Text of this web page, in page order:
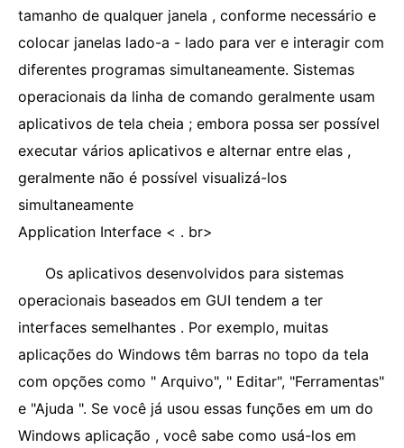
tamanho de qualquer janela , conforme necessário e
colocar janelas lado-a - lado para ver e interagir com
diferentes programas simultaneamente. Sistemas
operacionais da linha de comando geralmente usam
aplicativos de tela cheia ; embora possa ser possível
executar vários aplicativos e alternar entre elas ,
geralmente não é possível visualizá-los
simultaneamente
Application Interface < . br>
Os aplicativos desenvolvidos para sistemas
operacionais baseados em GUI tendem a ter
interfaces semelhantes . Por exemplo, muitas
aplicações do Windows têm barras no topo da tela
com opções como " Arquivo", " Editar", "Ferramentas"
e "Ajuda ". Se você já usou essas funções em um do
Windows aplicação , você sabe como usá-los em